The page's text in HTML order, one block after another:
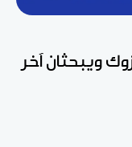
ويبحثان آخر